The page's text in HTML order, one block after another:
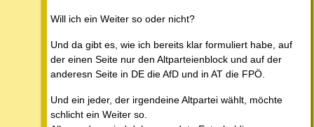
Will ich ein Weiter so oder nicht?
Und da gibt es, wie ich bereits klar formuliert habe, auf
der einen Seite nur den Altparteienblock und auf der
anderesn Seite in DE die AfD und in AT die FPÖ.
Und ein jeder, der irgendeine Altpartei wählt, möchte
schlicht ein Weiter so.